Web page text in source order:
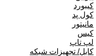
کیبورد
کول پد
مانیتور
کیس
لپ تاپ
کابل/ تجهیزات شبکه